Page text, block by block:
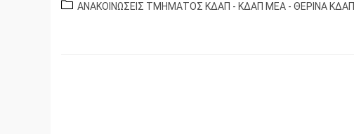
ΑΝΑΚΟΙΝΩΣΕΙΣ ΤΜΗΜΑΤΟΣ ΚΔΑΠ - ΚΔΑΠ ΜΕΑ - ΘΕΡΙΝΑ ΚΔΑΠ